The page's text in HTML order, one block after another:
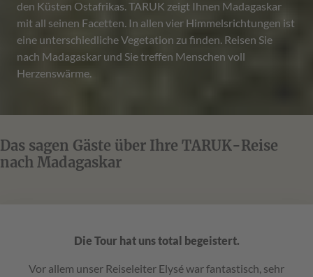
den Küsten Ostafrikas. TARUK zeigt Ihnen Madagaskar
mit all seinen Facetten. In allen vier Himmelsrichtungen ist
eine unterschiedliche Vegetation zu finden. Reisen Sie
nach Madagaskar und Sie treffen Menschen voll
Herzenswärme.
Das sagen Gäste über Ihre TARUK-Reise
nach Madagaskar
Die Tour hat uns total begeistert.
Vor allem unser Reiseleiter Elysé war fantastisch, sehr